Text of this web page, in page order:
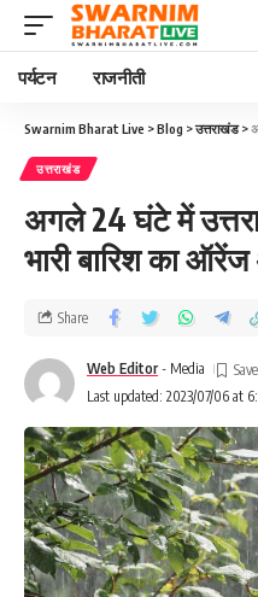
पर्यटन राजनीती
Swarnim Bharat Live >Blog >उत्तराखंड>
उत्तराखंड
अगले 24 घंटे में
भारी बारिश का ऑरेंज
Last updated: 2023/07/06 at
Web Editor - Media
Share